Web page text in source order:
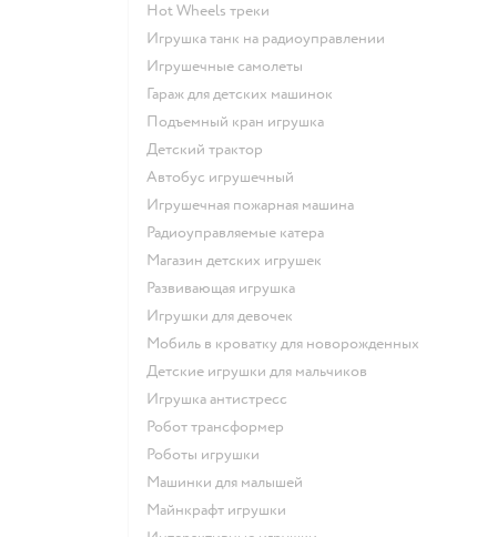
Hot Wheels треки
Игрушка танк на радиоуправлении
Игрушечные самолеты
Гараж для детских машинок
Подъемный кран игрушка
Детский трактор
Автобус игрушечный
Игрушечная пожарная машина
Радиоуправляемые катера
Магазин детских игрушек
Развивающая игрушка
Игрушки для девочек
Мобиль в кроватку для новорожденных
Детские игрушки для мальчиков
Игрушка антистресс
Робот трансформер
Роботы игрушки
Машинки для малышей
Майнкрафт игрушки